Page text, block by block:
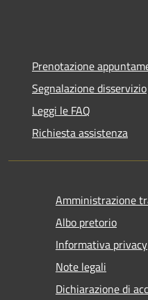
Prenotazione
Segnalazione disservizio
Leggi le FAQ
Richiesta assistenza
Amministrazione
Albo pretorio
Informativa privacy
Note legali
Dichiarazione di